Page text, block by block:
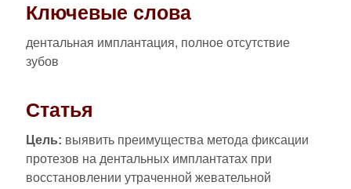
Ключевые слова
дентальная имплантация, полное отсутствие
зубов
Статья
Цель: выявить преимущества метода фиксации
протезов на дентальных имплантатах при
восстановлении утраченной жевательной